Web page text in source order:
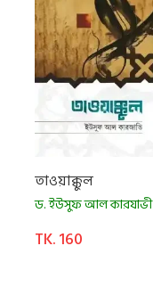
তাওয়াক্কুল
ড. ইউসুফ আল কারযাভী
TK. 160